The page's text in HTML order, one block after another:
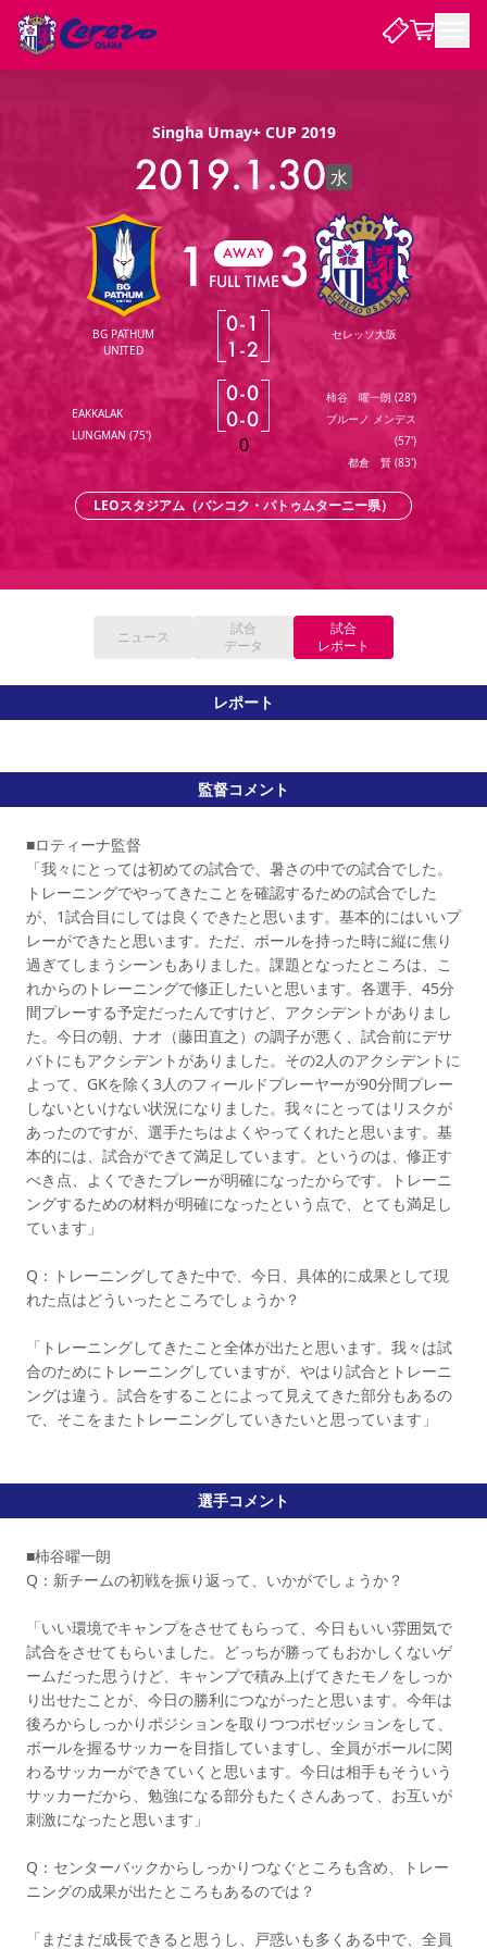
試合日程 / 結果 順位表
チームについて
選手・スタッフ スケジュール メディア情報 アクセス
レディース
アカデミー
ハナサカプレーヤー 歴代所属選手
チケット
チケット情報 販売スケジュール 価格・席種
購入方法
シーズンシート 法人シーズンシート 福祉サービス 団体チケット
特定興行入場券 譲渡サービス リセールサービス
初めて観戦ガイド キッズ向けサービス
マッチデープログラム
ビジターサポーター観戦ガイド 公式アプリ
YANMAR HANASAKA STADIUM
クラブを知る
セレッソ大阪について
シーズン記録 求人情報
サポートする
パートナー企業募集中 セレッソ大阪VISAカード
サポートスタッフ
サステナビリティ
セレッソ大阪アカデミー 子供のサッカースクール
その他スポーツクラブ
ファンクラブ
SAKURA SOCIO SAKURA POINT Program
先行入場
まいセレチケット
婚姻届・出生届・命名書
チーム グッズ チケット イベント ファンクラブ
Singha Umay+ CUP 2019
2019.1.30 水
BG PATHUM
UNITED
EAKKALAK
LUNGMAN (75')
1 AWAY
FULL TIME3
0-1
1-2
0-0
0-0
0
セレッソ大阪
柿谷 曜一朗 (28')
ブルーノ メンデス
(57')
都倉 賢 (83')
LEOスタジアム（バンコク・パトゥムターニー県）
ニュース
試合
データ
試合
レポート
レポート
監督コメント
■ロティーナ監督
「我々にとっては初めての試合で、暑さの中での試合でした。
トレーニングでやってきたことを確認するための試合でした
が、1試合目にしては良くできたと思います。基本的にはいいプ
レーができたと思います。ただ、ボールを持った時に縦に焦り
過ぎてしまうシーンもありました。課題となったところは、こ
れからのトレーニングで修正したいと思います。各選手、45分
間プレーする予定だったんですけど、アクシデントがありまし
た。今日の朝、ナオ（藤田直之）の調子が悪く、試合前にデサ
バトにもアクシデントがありました。その2人のアクシデントに
よって、GKを除く3人のフィールドプレーヤーが90分間プレー
しないといけない状況になりました。我々にとってはリスクが
あったのですが、選手たちはよくやってくれたと思います。基
本的には、試合ができて満足しています。というのは、修正す
べき点、よくできたプレーが明確になったからです。トレーニ
ングするための材料が明確になったという点で、とても満足し
ています」
Q：トレーニングしてきた中で、今日、具体的に成果として現
れた点はどういったところでしょうか？
「トレーニングしてきたこと全体が出たと思います。我々は試
合のためにトレーニングしていますが、やはり試合とトレーニ
ングは違う。試合をすることによって見えてきた部分もあるの
で、そこをまたトレーニングしていきたいと思っています」
選手コメント
■柿谷曜一朗
Q：新チームの初戦を振り返って、いかがでしょうか？
「いい環境でキャンプをさせてもらって、今日もいい雰囲気で
試合をさせてもらいました。どっちが勝ってもおかしくないゲ
ームだった思うけど、キャンプで積み上げてきたモノをしっか
り出せたことが、今日の勝利につながったと思います。今年は
後ろからしっかりポジションを取りつつポゼッションをして、
ボールを握るサッカーを目指していますし、全員がボールに関
わるサッカーができていくと思います。今日は相手もそういう
サッカーだから、勉強になる部分もたくさんあって、お互いが
刺激になったと思います」
Q：センターバックからしっかりつなぐところも含め、トレー
ニングの成果が出たところもあるのでは？
「まだまだ成長できると思うし、戸惑いも多くある中で、全員